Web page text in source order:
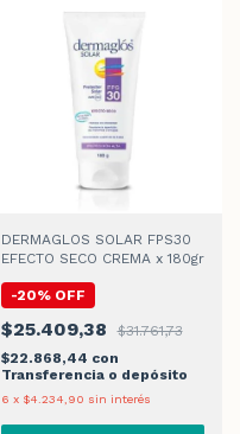
DERMAGLOS SOLAR FPS30
EFECTO SECO CREMA x 180gr
-20% OFF
$25.409,38
$31.761,73
$22.868,44 con
Transferencia o depósito
6 x $4.234,90 sin interés